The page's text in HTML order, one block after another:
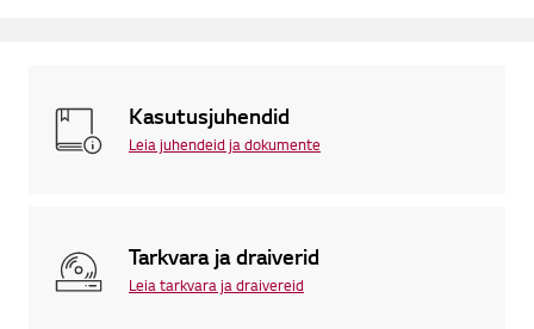
Kasutusjuhendid
Leia juhendeid ja dokumente
Tarkvara ja draiverid
Leia tarkvara ja draivereid